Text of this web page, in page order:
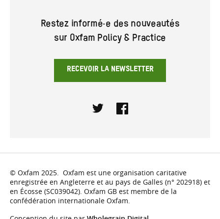
Restez informé·e des nouveautés
sur Oxfam Policy & Practice
RECEVOIR LA NEWSLETTER
© Oxfam 2025. Oxfam est une organisation caritative
enregistrée en Angleterre et au pays de Galles (n° 202918) et
en Écosse (SC039042). Oxfam GB est membre de la
confédération internationale Oxfam.